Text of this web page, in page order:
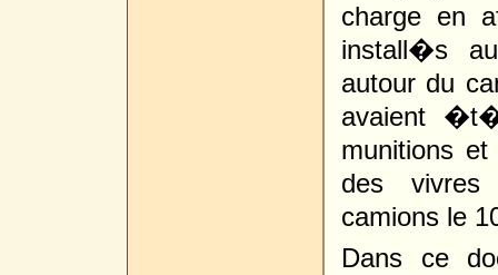
charge en
install�s
autour du
avaient
munitions
des vivres
camions le
Dans ce